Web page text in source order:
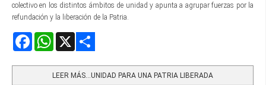
colectivo en los distintos ámbitos de unidad y apunta a agrupar fuerzas por la
refundación y la liberación de la Patria.
FacebookWhatsApp
LEER MÁS…UNIDAD PARA UNA PATRIA LIBERADA